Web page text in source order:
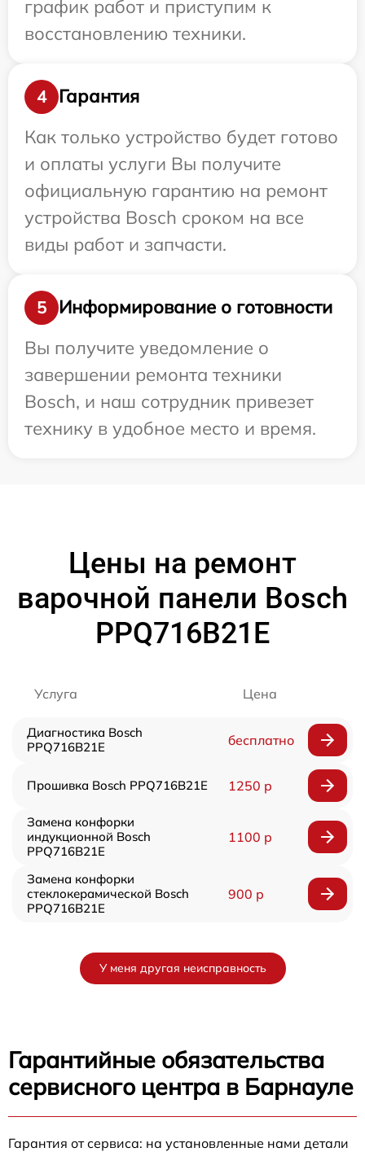
график работ и приступим к
восстановлению техники.
4
Гарантия
Как только устройство будет готово
и оплаты услуги Вы получите
официальную гарантию на ремонт
устройства Bosch сроком на все
виды работ и запчасти.
5
Информирование о готовности
Вы получите уведомление о
завершении ремонта техники
Bosch, и наш сотрудник привезет
технику в удобное место и время.
Цены на ремонт
варочной панели Bosch
PPQ716B21E
Услуга Цена
Диагностика Bosch
PPQ716B21E
бесплатно
Прошивка Bosch PPQ716B21E 1250 р
Замена конфорки
индукционной Bosch
PPQ716B21E
1100 р
Замена конфорки
стеклокерамической Bosch
PPQ716B21E
900 р
У меня другая неисправность
Гарантийные обязательства
сервисного центра в Барнауле
Гарантия от сервиса: на установленные нами детали